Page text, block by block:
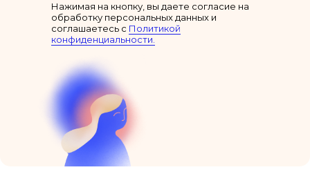
Нажимая на кнопку, вы даете согласие на
обработку персональных данных и
соглашаетесь c Политикой
конфиденциальности.